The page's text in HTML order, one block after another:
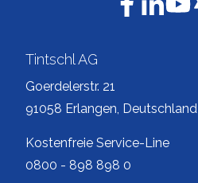
Tintschl AG
Goerdelerstr. 21
91058 Erlangen, Deutschland
Kostenfreie Service-Line
0800 - 898 898 0